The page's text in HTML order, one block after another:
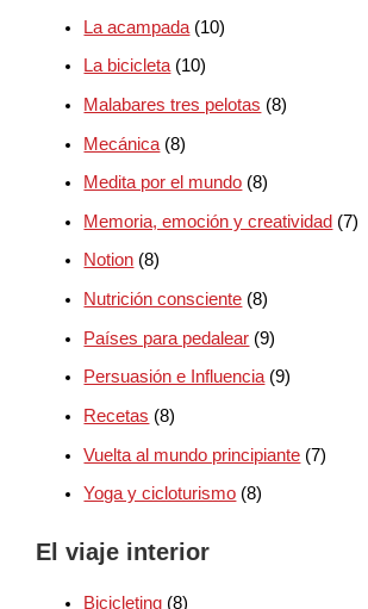
La acampada (10)
La bicicleta(10)
Malabares tres pelotas (8)
Mecánica (8)
Medita por el mundo (8)
Memoria, emoción y creatividad (7)
Notion (8)
Nutrición consciente (8)
Países para pedalear (9)
Persuasión e Influencia(9)
Recetas (8)
Vuelta al mundo principiante (7)
Yoga y cicloturismo (8)
El viaje interior
Bicicleting (8)